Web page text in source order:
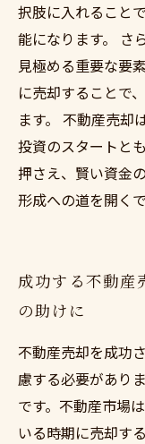
択肢に入れること
能になります。 さ
見極める重要な要
に売却することで
ます。 不動産売却
投資のスタートと
押さえ、賢い資金
形成への道を開くで
成功する不動産
の助けに
不動産売却を成功
慮する必要があり
です。不動産市場
いる時期に売却す